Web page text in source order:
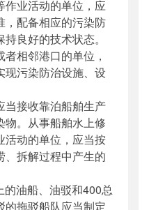
作业活动的单位，应
，配备相应的污染防
良好的技术状态。
相邻港口的单位，
现污染防治设施、设
接收靠泊船舶生产
物。从事船舶水上修
活动的单位，应当按
、拆解过程中产生的
油船、油驳和400总
的拖驳船队应当制定